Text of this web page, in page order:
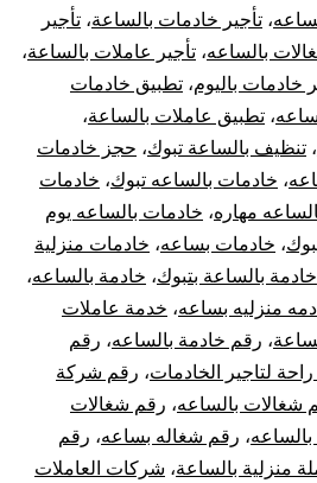
، تأجير خادمات بالساعة، تأجير
بالساعه، تأجير عاملات بالساعة،
خادمات باليوم، تطبيق خادمات
، تطبيق عاملات بالساعة،
، تنظيف بالساعة تبوك، حجز خادمات
، خادمات بالساعه تبوك، خادمات
مهاره، خادمات بالساعه يوم
، خادمات بساعه، خادمات منزلية
خادمة بالساعة بتبوك، خادمة بالساعه،
منزليه بساعه، خدمة عاملات
، رقم خادمة بالساعه، رقم
لتاجير الخادمات، رقم شركة
شغالات بالساعه، رقم شغالات
، رقم شغاله بساعه، رقم
منزلية بالساعة، شركات العاملات